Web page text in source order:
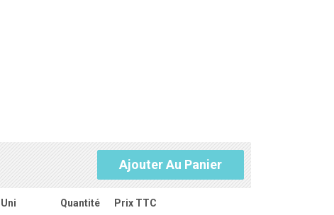
Ajouter Au Panier
Uni Quantité Prix TTC